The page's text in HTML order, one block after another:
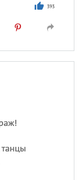
393
танцы